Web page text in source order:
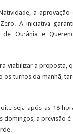
a aprovação
A iniciativa
Ourânia e
viabilizar a proposta,
os turnos da manhã,
seja após as 18
domingos, a previsão é